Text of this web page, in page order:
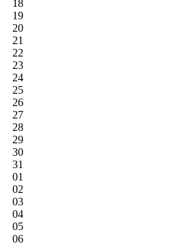
18
19
20
21
22
23
24
25
26
27
28
29
30
31
01
02
03
04
05
06